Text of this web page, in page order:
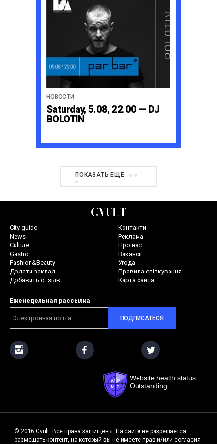
НОВОСТИ
Saturday, 5.08, 22.00 — DJ
BOLOTIN
ПОКАЗАТЬ ЕЩЕ
City guide
News
Culture
Gastro
Fashion&Beauty
Додати заклад
Добавить отзыв
Контакти
Реклама
Про нас
Вакансії
Угода
Правила спілкування
Карта сайта
Еженедельная рассылка
ПОДПИСАТЬСЯ
Website health status:
Outstanding
© 2016 Gvult. Все права защищены. На сайте не разрешается
размещать контент, на который вы не имеете прав и/или согласия